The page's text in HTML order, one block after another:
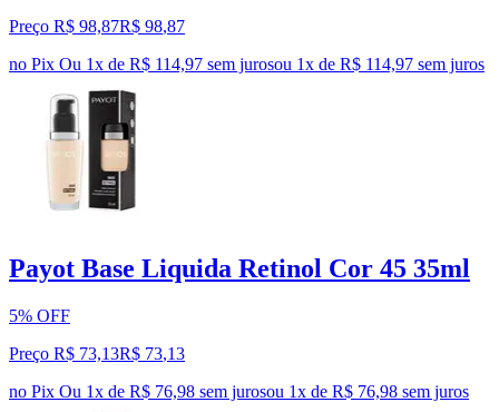
Preço R$ 98,87R$ 98,87
no Pix Ou 1x de R$ 114,97 sem jurosou 1x de R$ 114,97 sem juros
Payot Base Liquida Retinol Cor 45 35ml
5% OFF
Preço R$ 73,13R$ 73,13
no Pix Ou 1x de R$ 76,98 sem jurosou 1x de R$ 76,98 sem juros